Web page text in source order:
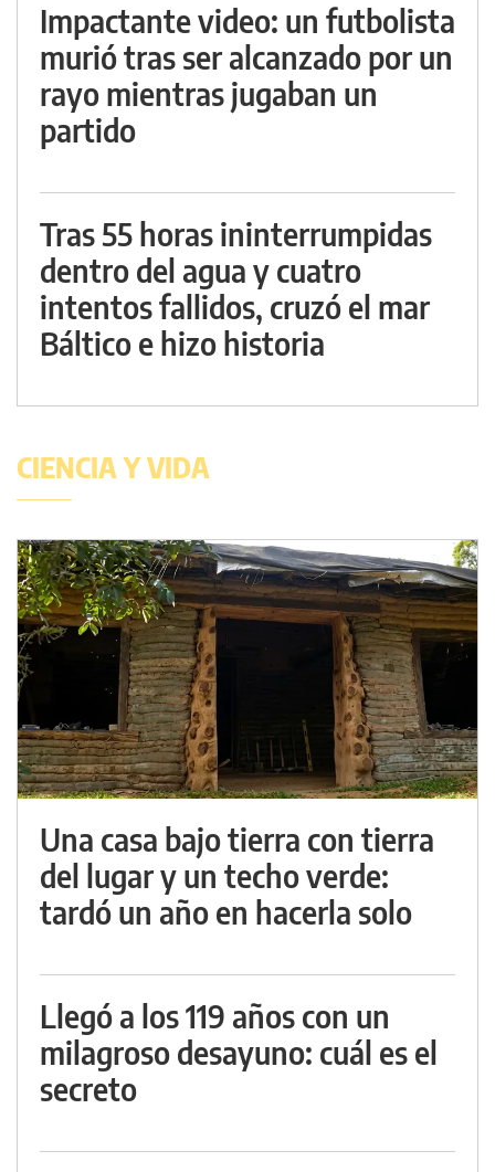
Impactante video: un futbolista
murió tras ser alcanzado por un
rayo mientras jugaban un
partido
Tras 55 horas ininterrumpidas
dentro del agua y cuatro
intentos fallidos, cruzó el mar
Báltico e hizo historia
CIENCIA Y VIDA
Una casa bajo tierra con tierra
del lugar y un techo verde:
tardó un año en hacerla solo
Llegó a los 119 años con un
milagroso desayuno: cuál es el
secreto